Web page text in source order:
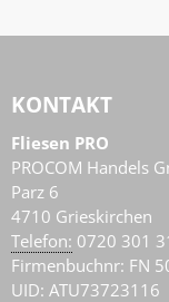
KONTAKT
Fliesen PRO
PROCOM Handels
Parz 6
4710 Grieskirchen
AT
Telefon: 0720 301
Firmenbuchnr: FN
UID: ATU73723116